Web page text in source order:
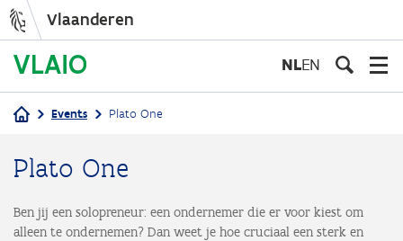
Vlaanderen
NLEN
Events Plato One
Plato One
Ben jij een solopreneur: een ondernemer die er voor kiest om
alleen te ondernemen? Dan weet je hoe cruciaal een sterk en